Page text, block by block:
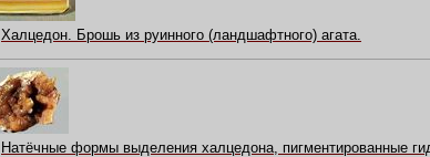
Халцедон. Брошь из руинного (ландшафтного) агата.
Натёчные формы выделения халцедона, пигментированные